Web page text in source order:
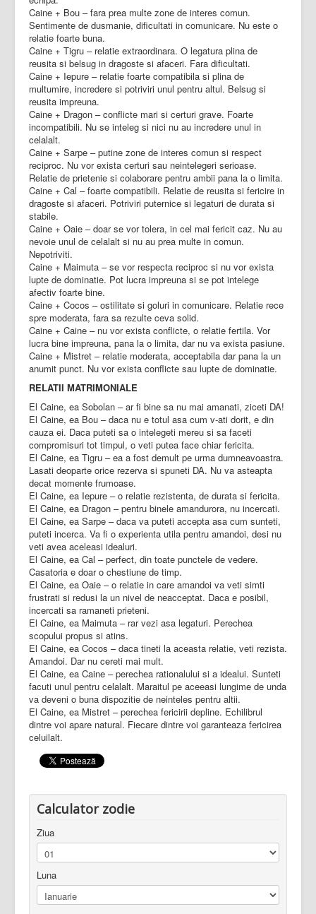
Caine + Bou – fara prea multe zone de interes comun.
Sentimente de dusmanie, dificultati in comunicare. Nu este o
relatie foarte buna.
Caine + Tigru – relatie extraordinara. O legatura plina de
reusita si belsug in dragoste si afaceri. Fara dificultati.
Caine + Iepure – relatie foarte compatibila si plina de
multumire, incredere si potriviri unul pentru altul. Belsug si
reusita impreuna.
Caine + Dragon – conflicte mari si certuri grave. Foarte
incompatibili. Nu se inteleg si nici nu au incredere unul in
celalalt.
Caine + Sarpe – putine zone de interes comun si respect
reciproc. Nu vor exista certuri sau neintelegeri serioase.
Relatie de prietenie si colaborare pentru ambii pana la o limita.
Caine + Cal – foarte compatibili. Relatie de reusita si fericire in
dragoste si afaceri. Potriviri puternice si legaturi de durata si
stabile.
Caine + Oaie – doar se vor tolera, in cel mai fericit caz. Nu au
nevoie unul de celalalt si nu au prea multe in comun.
Nepotriviti.
Caine + Maimuta – se vor respecta reciproc si nu vor exista
lupte de dominatie. Pot lucra impreuna si se pot intelege
afectiv foarte bine.
Caine + Cocos – ostilitate si goluri in comunicare. Relatie rece
spre moderata, fara sa rezulte ceva solid.
Caine + Caine – nu vor exista conflicte, o relatie fertila. Vor
lucra bine impreuna, pana la o limita, dar nu va exista pasiune.
Caine + Mistret – relatie moderata, acceptabila dar pana la un
anumit punct. Nu vor exista conflicte sau lupte de dominatie.
RELATII MATRIMONIALE
El Caine, ea Sobolan – ar fi bine sa nu mai amanati, ziceti DA!
El Caine, ea Bou – daca nu e totul asa cum v-ati dorit, e din
cauza ei. Daca puteti sa o intelegeti mereu si sa faceti
compromisuri tot timpul, o veti putea face chiar fericita.
El Caine, ea Tigru – ea a fost demult pe urma dumneavoastra.
Lasati deoparte orice rezerva si spuneti DA. Nu va asteapta
decat momente frumoase.
El Caine, ea Iepure – o relatie rezistenta, de durata si fericita.
El Caine, ea Dragon – pentru binele amandurora, nu incercati.
El Caine, ea Sarpe – daca va puteti accepta asa cum sunteti,
puteti incerca. Va fi o experienta utila pentru amandoi, desi nu
veti avea aceleasi idealuri.
El Caine, ea Cal – perfect, din toate punctele de vedere.
Casatoria e doar o chestiune de timp.
El Caine, ea Oaie – o relatie in care amandoi va veti simti
frustrati si redusi la un nivel de neacceptat. Daca e posibil,
incercati sa ramaneti prieteni.
El Caine, ea Maimuta – rar vezi asa legaturi. Perechea
scopului propus si atins.
El Caine, ea Cocos – daca tineti la aceasta relatie, veti rezista.
Amandoi. Dar nu cereti mai mult.
El Caine, ea Caine – perechea rationalului si a idealui. Sunteti
facuti unul pentru celalalt. Maraitul pe aceeasi lungime de unda
va deveni o buna dispozitie de neinteles pentru altii.
El Caine, ea Mistret – perechea fericirii depline. Echilibrul
dintre voi apare natural. Fiecare dintre voi garanteaza fericirea
celuilalt.
Calculator zodie
Ziua
Luna